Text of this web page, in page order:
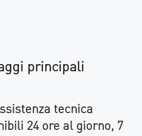
principali
tecnica
24 ore al giorno, 7